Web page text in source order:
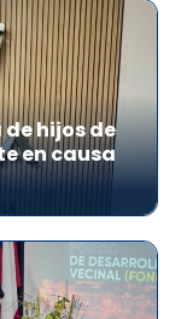
hijos de
en causa